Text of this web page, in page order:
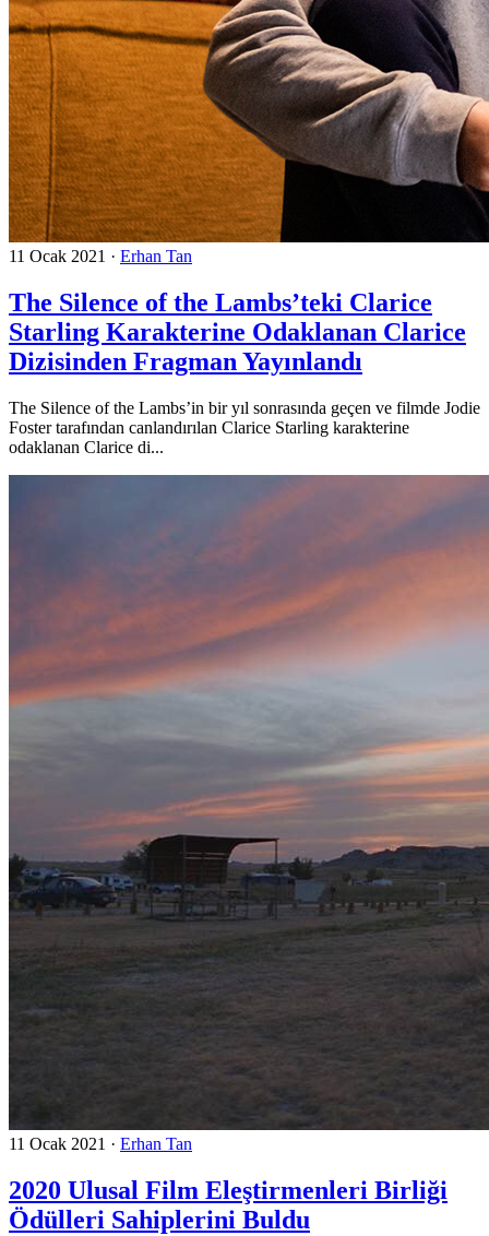
11 Ocak 2021 · Erhan Tan
The Silence of the Lambs’teki Clarice
Starling Karakterine Odaklanan Clarice
Dizisinden Fragman Yayınlandı
The Silence of the Lambs’in bir yıl sonrasında geçen ve filmde Jodie
Foster tarafından canlandırılan Clarice Starling karakterine
odaklanan Clarice di...
11 Ocak 2021 · Erhan Tan
2020 Ulusal Film Eleştirmenleri Birliği
Ödülleri Sahiplerini Buldu